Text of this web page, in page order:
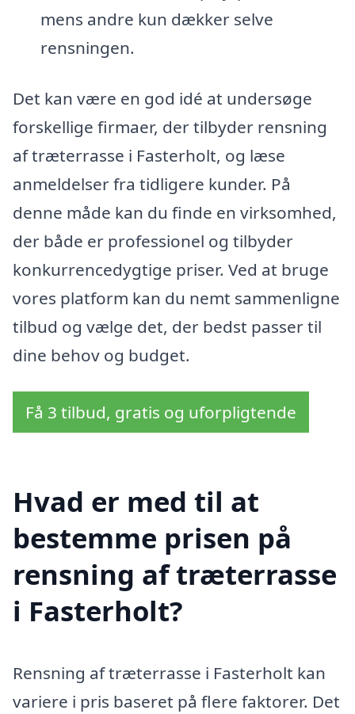
mens andre kun dækker selve
rensningen.
Det kan være en god idé at undersøge
forskellige firmaer, der tilbyder rensning
af træterrasse i Fasterholt, og læse
anmeldelser fra tidligere kunder. På
denne måde kan du finde en virksomhed,
der både er professionel og tilbyder
konkurrencedygtige priser. Ved at bruge
vores platform kan du nemt sammenligne
tilbud og vælge det, der bedst passer til
dine behov og budget.
Få 3 tilbud, gratis og uforpligtende
Hvad er med til at
bestemme prisen på
rensning af træterrasse
i Fasterholt?
Rensning af træterrasse i Fasterholt kan
variere i pris baseret på flere faktorer. Det